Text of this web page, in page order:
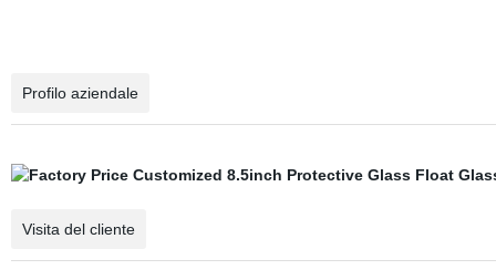
Profilo aziendale
Visita del cliente